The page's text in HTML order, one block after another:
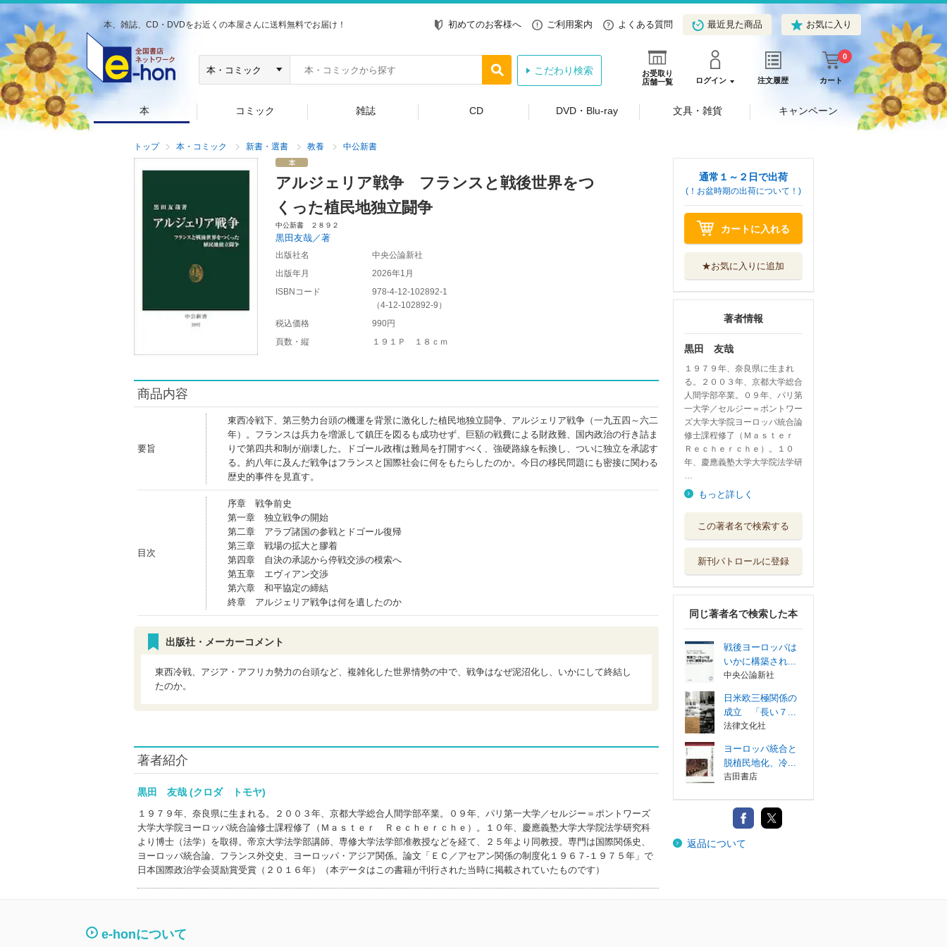
本、雑誌、CD・DVDをお近くの本屋さんに送料無料でお届け！ 初めてのお客様へ ご利用案内 よくある質問 最近見た商品 お気に入り
お受取り
店舗一覧
ログイン 注文履歴 カート
0
こだわり検索
本 コミック 雑誌 CD DVD・Blu-ray 文具・雑貨 キャンペーン
トップ 本・コミック 新書・選書 教養 中公新書
アルジェリア戦争 フランスと戦後世界をつ
くった植民地独立闘争
中公新書 ２８９２
黒田友哉／著
出版社名
中央公論新社
出版年月
2026年1月
ISBNコード
978-4-12-102892-1
（4-12-102892-9 ）
税込価格
990円
頁数・縦
１９１Ｐ １８ｃｍ
商品内容
要旨
東西冷戦下、第三勢力台頭の機運を背景に激化した植民地独立闘争、アルジェリア戦争（一九五四～六二
年）。フランスは兵力を増派して鎮圧を図るも成功せず、巨額の戦費による財政難、国内政治の行き詰ま
りで第四共和制が崩壊した。ドゴール政権は難局を打開すべく、強硬路線を転換し、ついに独立を承認す
る。約八年に及んだ戦争はフランスと国際社会に何をもたらしたのか。今日の移民問題にも密接に関わる
歴史的事件を見直す。
目次
序章 戦争前史
第一章 独立戦争の開始
第二章 アラブ諸国の参戦とドゴール復帰
第三章 戦場の拡大と膠着
第四章 自決の承認から停戦交渉の模索へ
第五章 エヴィアン交渉
第六章 和平協定の締結
終章 アルジェリア戦争は何を遺したのか
出版社・メーカーコメント
東西冷戦、アジア・アフリカ勢力の台頭など、複雑化した世界情勢の中で、戦争はなぜ泥沼化し、いかにして終結し
たのか。
著者紹介
黒田 友哉 (クロダ トモヤ)
１９７９年、奈良県に生まれる。２００３年、京都大学総合人間学部卒業。０９年、パリ第一大学／セルジー＝ポントワーズ
大学大学院ヨーロッパ統合論修士課程修了（Ｍａｓｔｅｒ Ｒｅｃｈｅｒｃｈｅ）。１０年、慶應義塾大学大学院法学研究科
より博士（法学）を取得。帝京大学法学部講師、専修大学法学部准教授などを経て、２５年より同教授。専門は国際関係史、
ヨーロッパ統合論、フランス外交史、ヨーロッパ・アジア関係。論文「ＥＣ／アセアン関係の制度化１９６７‐１９７５年」で
日本国際政治学会奨励賞受賞（２０１６年）（本データはこの書籍が刊行された当時に掲載されていたものです）
通常１～２日で出荷
(！お盆時期の出荷について！)
カートに入れる
★お気に入りに追加
著者情報
黒田 友哉
１９７９年、奈良県に生まれ
る。２００３年、京都大学総合
人間学部卒業。０９年、パリ第
一大学／セルジー＝ポントワー
ズ大学大学院ヨーロッパ統合論
修士課程修了（Ｍａｓｔｅｒ
Ｒｅｃｈｅｒｃｈｅ）。１０
年、慶應義塾大学大学院法学研
…
もっと詳しく
この著者名で検索する
新刊パトロールに登録
同じ著者名で検索した本
戦後ヨーロッパは
いかに構築され...
中央公論新社
日米欧三極関係の
成立 「長い７...
法律文化社
ヨーロッパ統合と
脱植民地化、冷...
吉田書店
返品について
e-honについて